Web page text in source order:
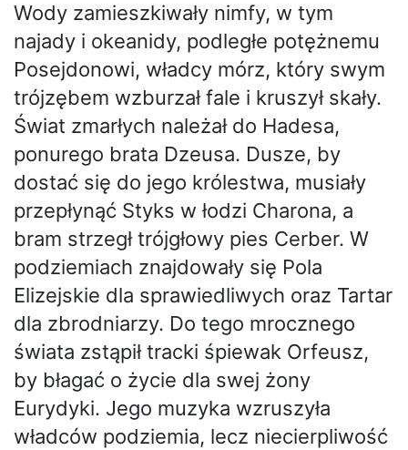
Wody zamieszkiwały nimfy, w tym
najady i okeanidy, podległe potężnemu
Posejdonowi, władcy mórz, który swym
trójzębem wzburzał fale i kruszył skały.
Świat zmarłych należał do Hadesa,
ponurego brata Dzeusa. Dusze, by
dostać się do jego królestwa, musiały
przepłynąć Styks w łodzi Charona, a
bram strzegł trójgłowy pies Cerber. W
podziemiach znajdowały się Pola
Elizejskie dla sprawiedliwych oraz Tartar
dla zbrodniarzy. Do tego mrocznego
świata zstąpił tracki śpiewak Orfeusz,
by błagać o życie dla swej żony
Eurydyki. Jego muzyka wzruszyła
władców podziemia, lecz niecierpliwość